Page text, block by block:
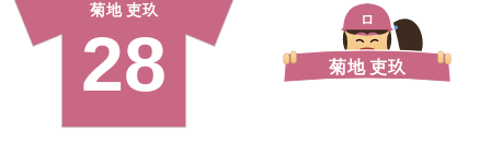
菊地 吏玖
28
ロ
菊地 吏玖